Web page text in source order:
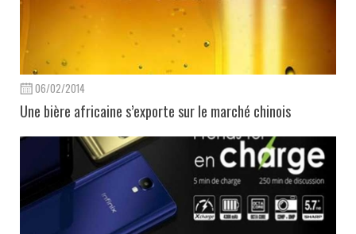
06/02/2014
Une bière africaine s’exporte sur le marché chinois